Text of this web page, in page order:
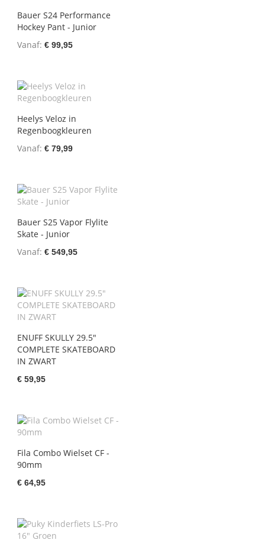
Bauer S24 Performance
Hockey Pant - Junior
Vanaf € 99,95
Heelys Veloz in
Regenboogkleuren
Vanaf € 79,99
Bauer S25 Vapor Flylite
Skate - Junior
Vanaf € 549,95
ENUFF SKULLY 29.5"
COMPLETE SKATEBOARD
IN ZWART
€ 59,95
Fila Combo Wielset CF -
90mm
€ 64,95